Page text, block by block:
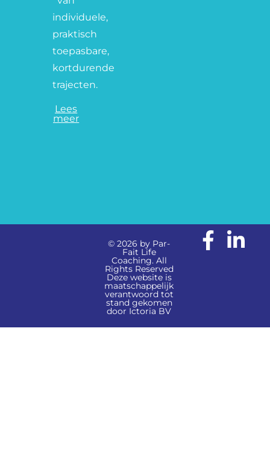
individuele,
praktisch
toepasbare,
kortdurende
trajecten.
Lees
meer
© 2026 by Par-
Fait Life
Coaching. All
Rights Reserved
Deze website is
maatschappelijk
verantwoord tot
stand gekomen
door Ictoria BV